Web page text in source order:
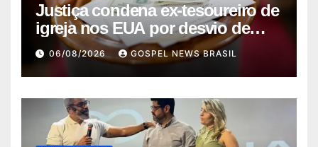
Justiça condena ex-tesoureiro de
igreja nos EUA por desvio de
quas…
06/08/2026 GOSPEL NEWS BRASIL